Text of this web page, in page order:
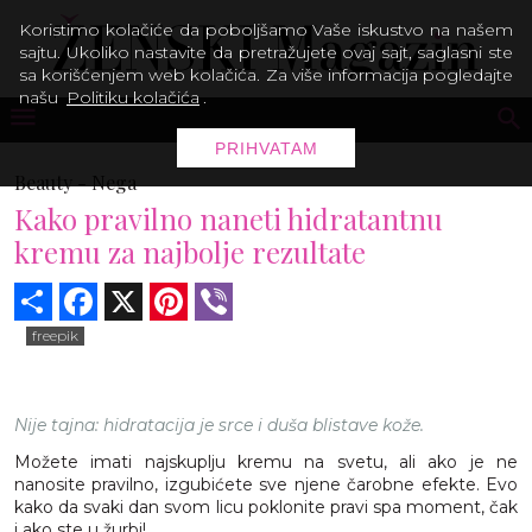
Beauty -Nega
Kako pravilno naneti hidratantnu
kremu za najbolje rezultate
Share Facebook Pinterest
freepik
Nije tajna: hidratacija je srce i duša blistave kože.
Možete imati najskuplju kremu na svetu, ali ako je ne
nanosite pravilno, izgubićete sve njene čarobne efekte. Evo
kako da svaki dan svom licu poklonite pravi spa moment, čak
Koristimo kolačiće da poboljšamo Vaše iskustvo na našem
sajtu. Ukoliko nastavite da pretražujete ovaj sajt, saglasni ste
sa korišćenjem web kolačića. Za više informacija pogledajte
našu Politiku kolačića .
PRIHVATAM